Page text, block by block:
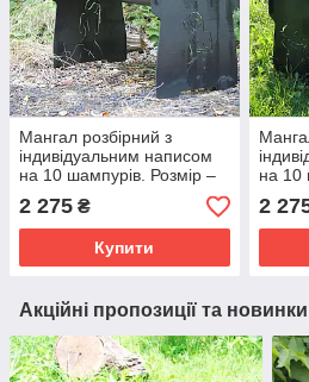
Мангал розбірний з
індивідуальним написом
на 10 шампурів. Розмір –
2 275 ₴
Купити
на 10
2
Акційні пропозиції та новинки